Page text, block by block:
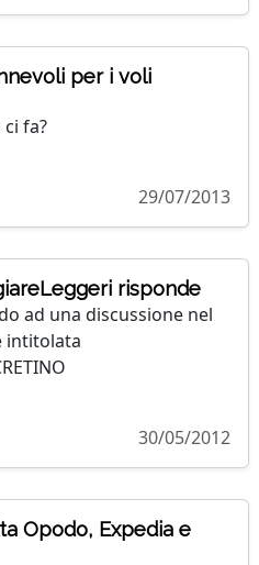
per i voli
fa?
29/07/2013
risponde
ad una discussione nel
intitolata
30/05/2012
Opodo, Expedia e